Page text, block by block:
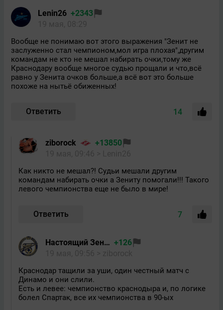
Lenin26 +2343
Вообще не понимаю вот этого выражения "Зенит не
заслуженно стал чемпионом,мол игра плохая",другим
командам не кто не мешал набирать очки,тому же
Краснодару вообще многое судью прощали и что,всё
равно у Зенита очков больше,а всё вот это больше
похоже на нытьё обиженных!
Ответить 14
ziborock
+13850
Как никто не мешал?! Судьи мешали другим
командам набирать очки а Зениту помогали!!! Такого
левого чемпионства еще не было в мире!
Ответить 7
Настоящий Зенитовец +126
Краснодар тащили за уши, один честный матч с
Динамо и они слили.
Есть и левее: чемпионство краснодыра и, по логике
болел Спартак, все их чемпионства в 90-ых